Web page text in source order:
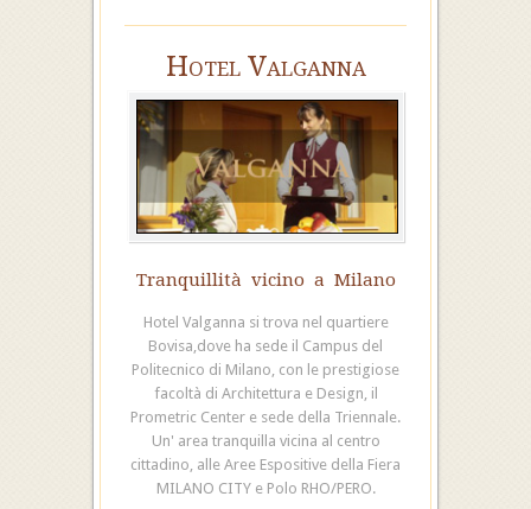
Hotel Valganna
Tranquillità vicino a Milano
Hotel Valganna si trova nel quartiere
Bovisa,dove ha sede il Campus del
Politecnico di Milano, con le prestigiose
facoltà di Architettura e Design, il
Prometric Center e sede della Triennale.
Un' area tranquilla vicina al centro
cittadino, alle Aree Espositive della Fiera
MILANO CITY e Polo RHO/PERO.